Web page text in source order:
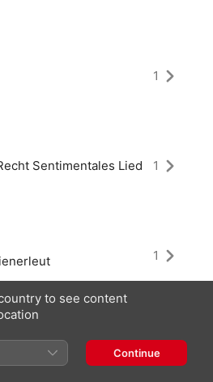
1
Sentimentales Lied 1
1
to see content
Continue